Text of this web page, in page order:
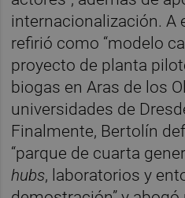
internacionalización. A
refirió como “modelo
proyecto de planta
biogas en Aras de los
universidades de
Finalmente, Bertolín
“parque de cuarta
hubs, laboratorios y